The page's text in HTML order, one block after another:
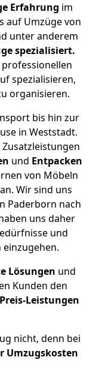
Erfahrung im
auf Umzüge von
unter anderem
spezialisiert.
spezialisieren,
organisieren.
bis hin zur
in Weststadt.
und Entpacken
von Möbeln
Wir sind uns
Paderborn nach
uns daher
und
Lösungen und
Kunden den
Leistungen
nicht, denn bei
Umzugskosten